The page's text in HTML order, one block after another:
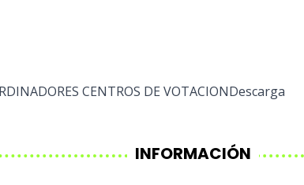
CENTROS DE VOTACIONDescarga
INFORMACIÓN